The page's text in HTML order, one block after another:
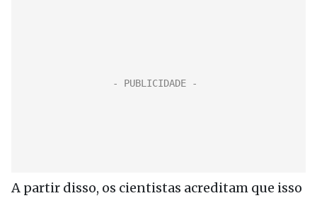
A partir disso, os cientistas acreditam que isso